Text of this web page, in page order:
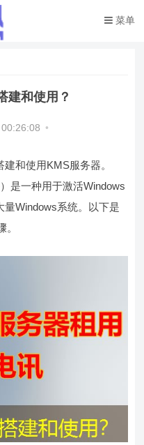
菜单
建和使用？
•
和使用KMS服务器。
是一种用于激活Windows
Windows系统。以下是